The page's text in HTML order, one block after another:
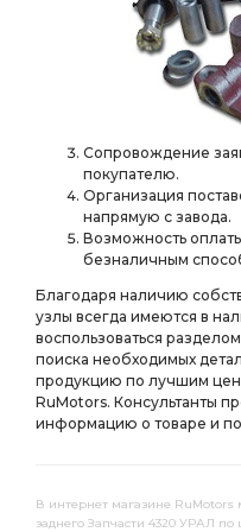
ПЕРЕДНИЙ i=6,77 а/м с
МОСТ ЗАДНИЙ i=6,77
шлицами а/м 4х4
фланца с торц.
фланца с торц. шлицами АЗ
КРОНШТЕЙН
КРОНШТЕЙН
ТРУБКА К ШИННОМУ
ТРУБКА К ШИННОМУ
ПНЕВМАТИЧЕСКИЙ АЗ УРАЛ
Сопровождение
покупателю.
Организация
напрямую с завода.
Возможность
безналичным
Благодаря наличию
узлы всегда имеются в
воспользоваться
поиска необходимых
продукцию по лучшим
RuMotors. Консультанты
информацию о товаре и
В интернет магазине
заднего Запчасти 4320 УРАЛ по